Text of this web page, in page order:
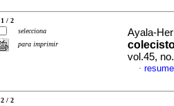
1 / 2
selecciona
para imprimir
Ayala-
vol.45,
·
2 / 2